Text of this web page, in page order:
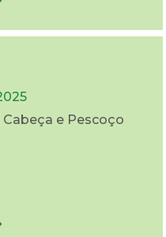
e Pescoço